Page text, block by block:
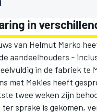
in
van Helmut Marko
aandeelhouders -
in de fabriek te
met Mekies heeft
twee weken zijn
sprake is gekomen,